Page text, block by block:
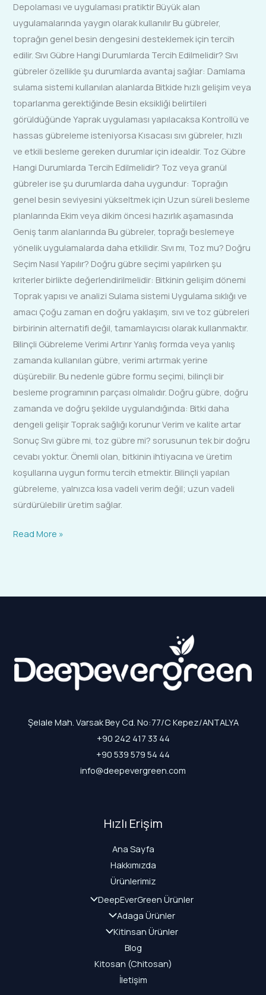
Depolaması ve uygulaması pratiktir Büyük alan
uygulamalarında yaygın olarak kullanılır Bu gübreler,
toprağın genel besin dengesini desteklemek için tercih
edilir. Sıvı Gübre Hangi Durumlarda Tercih Edilmelidir? Sıvı
gübreler özellikle şu durumlarda avantaj sağlar: Damlama
sulama sistemi kullanılan alanlarda Bitkide hızlı gelişim veya
toparlanma gerektiğinde Besin eksikliği belirtileri
görüldüğünde Yaprak uygulaması yapılacaksa Kontrollü ve
hassas gübreleme isteniyorsa Kısacası sıvı gübreler, hızlı
ve etkili besleme gereken durumlar için idealdir. Toz Gübre
Hangi Durumlarda Tercih Edilmelidir? Toz veya granül
gübreler ise şu durumlarda daha uygundur: Toprağın
genel besin seviyesini yükseltmek için Uzun süreli besleme
planlarında Ekim veya dikim öncesi hazırlık aşamasında
Geniş tarım alanlarında Bu gübreler, toprağı beslemeye
yönelik uygulamalarda daha etkilidir. Sıvı mı, Toz mu? Doğru
Seçim Nasıl Yapılır? Doğru gübre seçimi yapılırken şu
kriterler birlikte değerlendirilmelidir: Bitkinin gelişim dönemi
Toprak yapısı ve analizi Sulama sistemi Uygulama sıklığı ve
amacı Çoğu zaman en doğru yaklaşım, sıvı ve toz gübreleri
birbirinin alternatifi değil, tamamlayıcısı olarak kullanmaktır.
Bilinçli Gübreleme Verimi Artırır Yanlış formda veya yanlış
zamanda kullanılan gübre, verimi artırmak yerine
düşürebilir. Bu nedenle gübre formu seçimi, bilinçli bir
besleme programının parçası olmalıdır. Doğru gübre, doğru
zamanda ve doğru şekilde uygulandığında: Bitki daha
dengeli gelişir Toprak sağlığı korunur Verim ve kalite artar
Sonuç Sıvı gübre mi, toz gübre mi? sorusunun tek bir doğru
cevabı yoktur. Önemli olan, bitkinin ihtiyacına ve üretim
koşullarına uygun formu tercih etmektir. Bilinçli yapılan
gübreleme, yalnızca kısa vadeli verim değil; uzun vadeli
sürdürülebilir üretim sağlar.
Read More »
Şelale Mah. Varsak Bey Cd. No:77/C Kepez/ANTALYA
+90 242 417 33 44
+90 539 579 54 44
info@deepevergreen.com
Hızlı Erişim
Ana Sayfa
Hakkımızda
Ürünlerimiz
DeepEverGreen Ürünler
Adaga Ürünler
Kitinsan Ürünler
Blog
Kitosan (Chitosan)
İletişim